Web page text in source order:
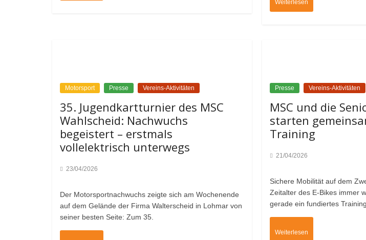
Weiterlesen
Motorsport Presse Vereins-Aktivitäten
35. Jugendkartturnier des MSC
Wahlscheid: Nachwuchs
begeistert – erstmals
vollelektrisch unterwegs
23/04/2026
Der Motorsportnachwuchs zeigte sich am Wochenende
auf dem Gelände der Firma Walterscheid in Lohmar von
seiner besten Seite: Zum 35.
Presse Vereins-Aktivitäten
MSC und die
starten
Training
21/04/2026
Sichere Mobilität auf dem
Zeitalter des E-Bikes immer
gerade ein fundiertes
Weiterlesen